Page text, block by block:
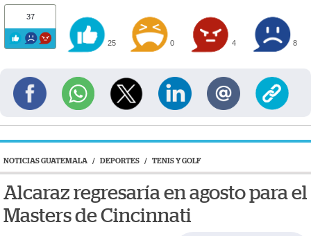
37
25 0 4 8
NOTICIAS GUATEMALA / DEPORTES / TENIS Y GOLF
Alcaraz regresaría en agosto para el
Masters de Cincinnati